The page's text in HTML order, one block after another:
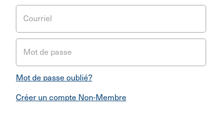
Courriel
Mot de passe
Mot de passe oublié?
Créer un compte Non-Membre